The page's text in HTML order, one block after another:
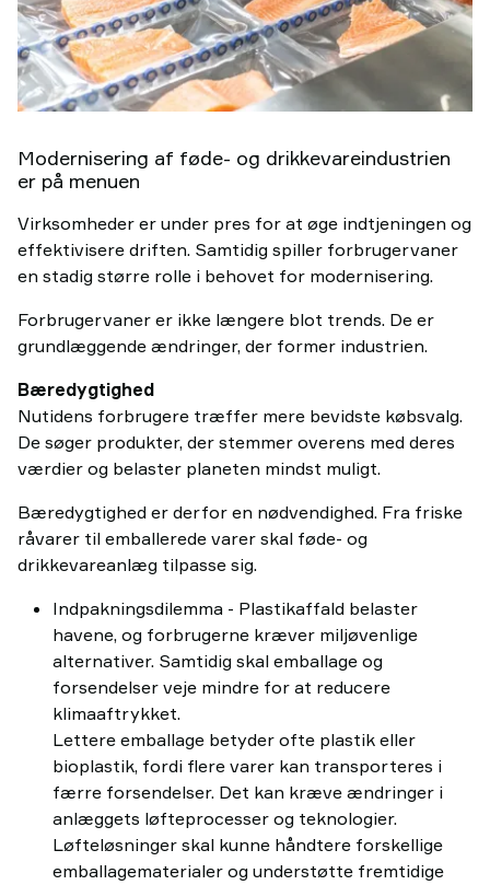
Modernisering af føde- og drikkevareindustrien
er på menuen
Virksomheder er under pres for at øge indtjeningen og
effektivisere driften. Samtidig spiller forbrugervaner
en stadig større rolle i behovet for modernisering.
Forbrugervaner er ikke længere blot trends. De er
grundlæggende ændringer, der former industrien.
Bæredygtighed
Nutidens forbrugere træffer mere bevidste købsvalg.
De søger produkter, der stemmer overens med deres
værdier og belaster planeten mindst muligt.
Bæredygtighed er derfor en nødvendighed. Fra friske
råvarer til emballerede varer skal føde- og
drikkevareanlæg tilpasse sig.
Indpakningsdilemma - Plastikaffald belaster
havene, og forbrugerne kræver miljøvenlige
alternativer. Samtidig skal emballage og
forsendelser veje mindre for at reducere
klimaaftrykket.
Lettere emballage betyder ofte plastik eller
bioplastik, fordi flere varer kan transporteres i
færre forsendelser. Det kan kræve ændringer i
anlæggets løfteprocesser og teknologier.
Løfteløsninger skal kunne håndtere forskellige
emballagematerialer og understøtte fremtidige